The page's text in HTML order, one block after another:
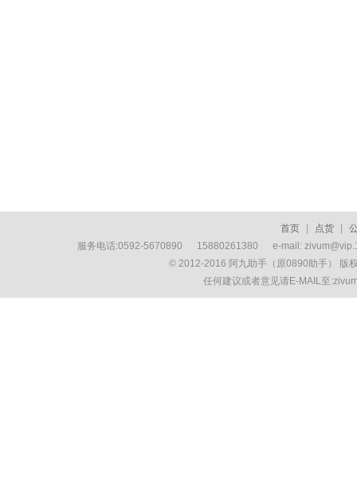
首页 点货
服务电话:0592-5670890 15880261380 e-mail:
© 2012-2016 阿九助手（原0890助手） 版
任何建议或者意见请E-MAIL至